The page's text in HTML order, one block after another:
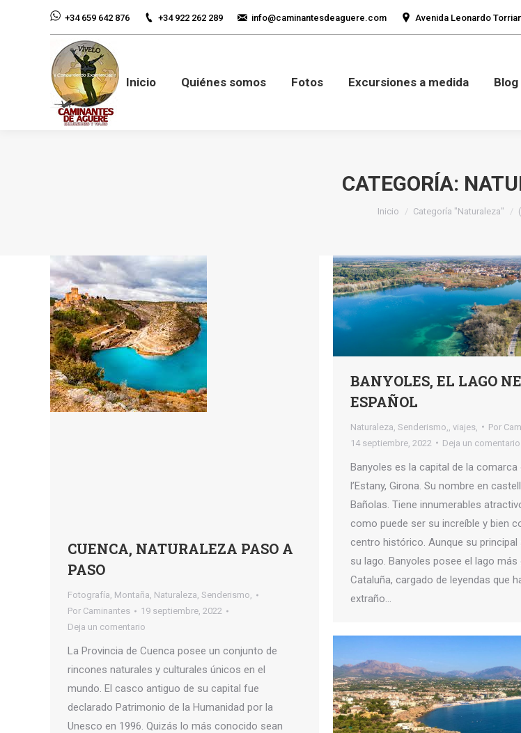
+34 659 642 876 +34 922 262 289 info@caminantesdeaguere.com Avenida Leonardo
Inicio Quiénes somos Fotos Excursiones a medida Blog
CATEGORÍA:
Estás aquí:
Inicio Categoría "Naturaleza"
CUENCA, NATURALEZA PASO A
PASO
Fotografía, Montaña, Naturaleza, Senderismo,
Por Caminantes
19 septiembre, 2022
Deja un comentario
La Provincia de Cuenca posee un conjunto de
rincones naturales y culturales únicos en el
mundo. El casco antiguo de su capital fue
declarado Patrimonio de la Humanidad por la
Unesco en 1996. Quizás lo más conocido sean
BANYOLES, EL LAGO
ESPAÑOL
Naturaleza Senderismo, viajes, Por
14 septiembre, 2022
Deja un comentario
Banyoles es la capital de la comarca
l’Estany, Girona. Su nombre en
Bañolas. Tiene innumerables
como puede ser su increíble y bien
centro histórico. Aunque su
su lago. Banyoles posee el lago más
Cataluña, cargado de leyendas que
extraño…